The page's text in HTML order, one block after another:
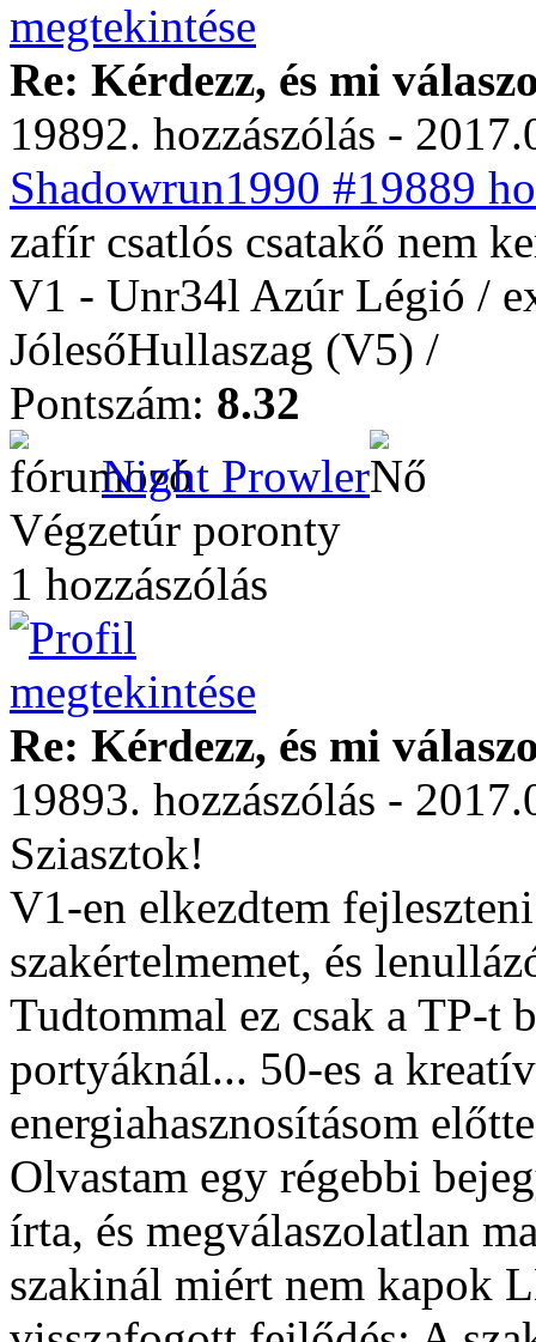
Re: Kérdezz, és mi
19892. hozzászólás -
Shadowrun1990 #19889
zafír csatlós csatakő nem
V1 - Unr34l Azúr Légió /
JólesőHullaszag (V5) /
Pontszám: 8.32
Night Prowler
Végzetúr poronty
1 hozzászólás
Re: Kérdezz, és mi
19893. hozzászólás -
Sziasztok!
V1-en elkezdtem
szakértelmemet, és
Tudtommal ez csak a TP-t
portyáknál... 50-es a
energiahasznosításom
Olvastam egy régebbi
írta, és megválaszolatlan
szakinál miért nem kapok